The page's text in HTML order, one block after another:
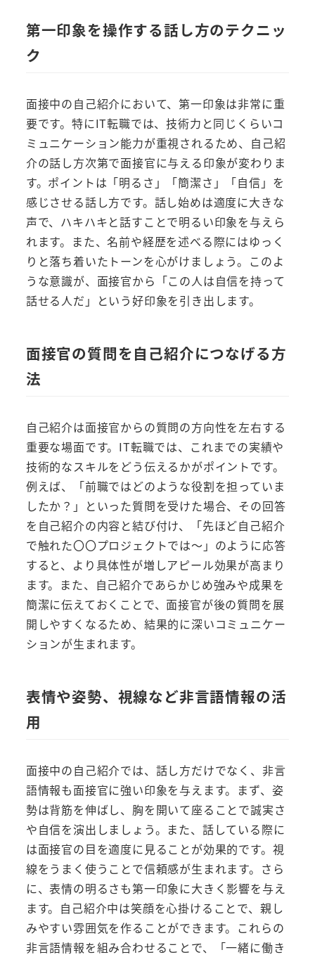
第一印象を操作する話し方のテクニッ
ク
面接中の自己紹介において、第一印象は非常に重
要です。特にIT転職では、技術力と同じくらいコ
ミュニケーション能力が重視されるため、自己紹
介の話し方次第で面接官に与える印象が変わりま
す。ポイントは「明るさ」「簡潔さ」「自信」を
感じさせる話し方です。話し始めは適度に大きな
声で、ハキハキと話すことで明るい印象を与えら
れます。また、名前や経歴を述べる際にはゆっく
りと落ち着いたトーンを心がけましょう。このよ
うな意識が、面接官から「この人は自信を持って
話せる人だ」という好印象を引き出します。
面接官の質問を自己紹介につなげる方
法
自己紹介は面接官からの質問の方向性を左右する
重要な場面です。IT転職では、これまでの実績や
技術的なスキルをどう伝えるかがポイントです。
例えば、「前職ではどのような役割を担っていま
したか？」といった質問を受けた場合、その回答
を自己紹介の内容と結び付け、「先ほど自己紹介
で触れた〇〇プロジェクトでは～」のように応答
すると、より具体性が増しアピール効果が高まり
ます。また、自己紹介であらかじめ強みや成果を
簡潔に伝えておくことで、面接官が後の質問を展
開しやすくなるため、結果的に深いコミュニケー
ションが生まれます。
表情や姿勢、視線など非言語情報の活
用
面接中の自己紹介では、話し方だけでなく、非言
語情報も面接官に強い印象を与えます。まず、姿
勢は背筋を伸ばし、胸を開いて座ることで誠実さ
や自信を演出しましょう。また、話している際に
は面接官の目を適度に見ることが効果的です。視
線をうまく使うことで信頼感が生まれます。さら
に、表情の明るさも第一印象に大きく影響を与え
ます。自己紹介中は笑顔を心掛けることで、親し
みやすい雰囲気を作ることができます。これらの
非言語情報を組み合わせることで、「一緒に働き